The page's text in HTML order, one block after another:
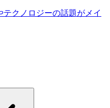
テクノロジーの話題がメイ